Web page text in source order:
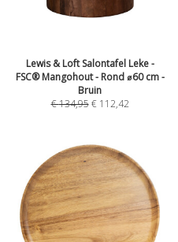
Lewis & Loft Salontafel Leke -
FSC® Mangohout - Rond ⌀60 cm -
Bruin
€134,95 € 112,42